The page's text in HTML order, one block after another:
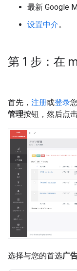
最新 Google
设置中介。
第 1 步：在
首先， 注册或登录
管理按钮，然后点
选择与您的首选广